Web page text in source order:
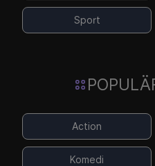
Sport
Action
Komedi